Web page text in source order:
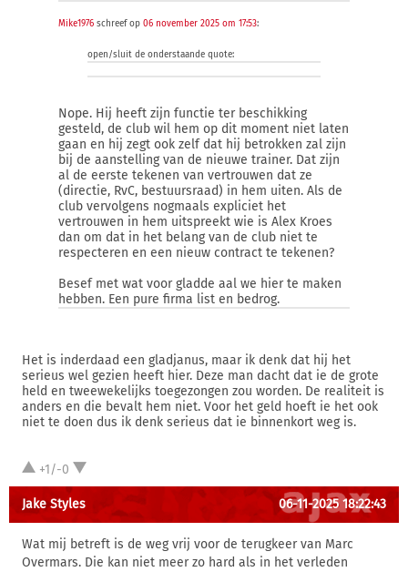
Mike1976 schreef op 06 november 2025 om 17:53:
open/sluit de onderstaande quote:
Nope. Hij heeft zijn functie ter beschikking
gesteld, de club wil hem op dit moment niet laten
gaan en hij zegt ook zelf dat hij betrokken zal zijn
bij de aanstelling van de nieuwe trainer. Dat zijn
al de eerste tekenen van vertrouwen dat ze
(directie, RvC, bestuursraad) in hem uiten. Als de
club vervolgens nogmaals expliciet het
vertrouwen in hem uitspreekt wie is Alex Kroes
dan om dat in het belang van de club niet te
respecteren en een nieuw contract te tekenen?
Besef met wat voor gladde aal we hier te maken
hebben. Een pure firma list en bedrog.
Het is inderdaad een gladjanus, maar ik denk dat hij het
serieus wel gezien heeft hier. Deze man dacht dat ie de grote
held en tweewekelijks toegezongen zou worden. De realiteit is
anders en die bevalt hem niet. Voor het geld hoeft ie het ook
niet te doen dus ik denk serieus dat ie binnenkort weg is.
+1/-0
Jake Styles 06-11-2025 18:22:43
Wat mij betreft is de weg vrij voor de terugkeer van Marc
Overmars. Die kan niet meer zo hard als in het verleden